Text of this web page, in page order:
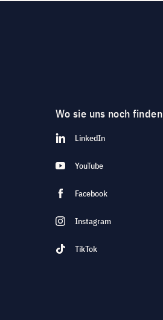
Wo sie uns noch finden
LinkedIn
YouTube
Facebook
Instagram
TikTok